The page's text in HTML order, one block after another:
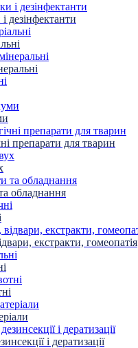
дезінфектанти
препарати для тварин
обладнання
екстракти, гомеопатія
і дератизації